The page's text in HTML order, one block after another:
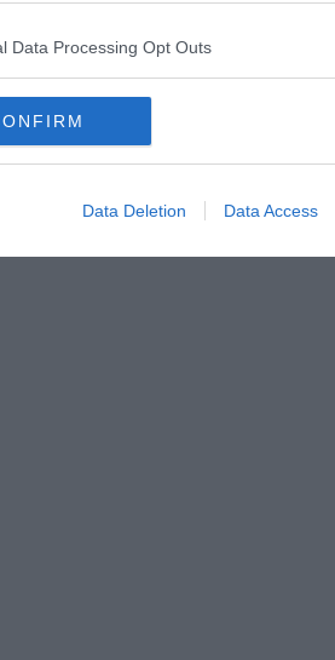
Data Processing Opt Outs
Data Deletion Data Access